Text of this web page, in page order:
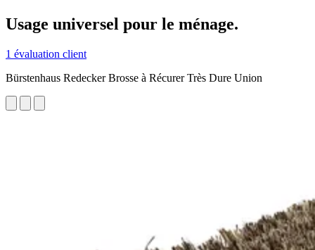
Usage universel pour le ménage.
1 évaluation client
Bürstenhaus Redecker Brosse à Récurer Très Dure Union